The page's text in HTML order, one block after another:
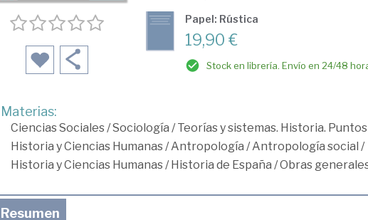
Papel: Rústica
19,90 €
Stock en librería. Envío en 24/48
Materias:
Ciencias Sociales/Sociología /Teorías y sistemas. Historia.
Historia y Ciencias Humanas/Antropología /Antropología social /
Historia y Ciencias Humanas/Historia de España /Obras
Resumen